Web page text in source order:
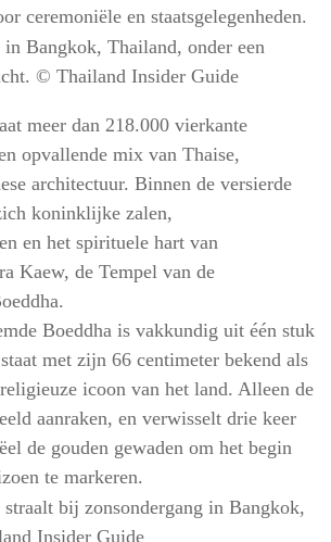
ceremoniële en staatsgelegenheden.
in Bangkok, Thailand, onder een
© Thailand Insider Guide
meer dan 218.000 vierkante
opvallende mix van Thaise,
architectuur. Binnen de versierde
koninklijke zalen,
en het spirituele hart van
Kaew, de Tempel van de
Boeddha is vakkundig uit één stuk
met zijn 66 centimeter bekend als
icoon van het land. Alleen de
aanraken, en verwisselt drie keer
de gouden gewaden om het begin
te markeren.
straalt bij zonsondergang in Bangkok,
Insider Guide